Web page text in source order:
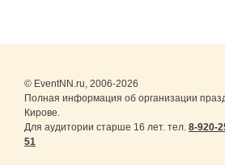
© EventNN.ru, 2006-2026
Полная информация об организации
Кирове.
Для аудитории старше 16 лет. тел. 8-920-
51